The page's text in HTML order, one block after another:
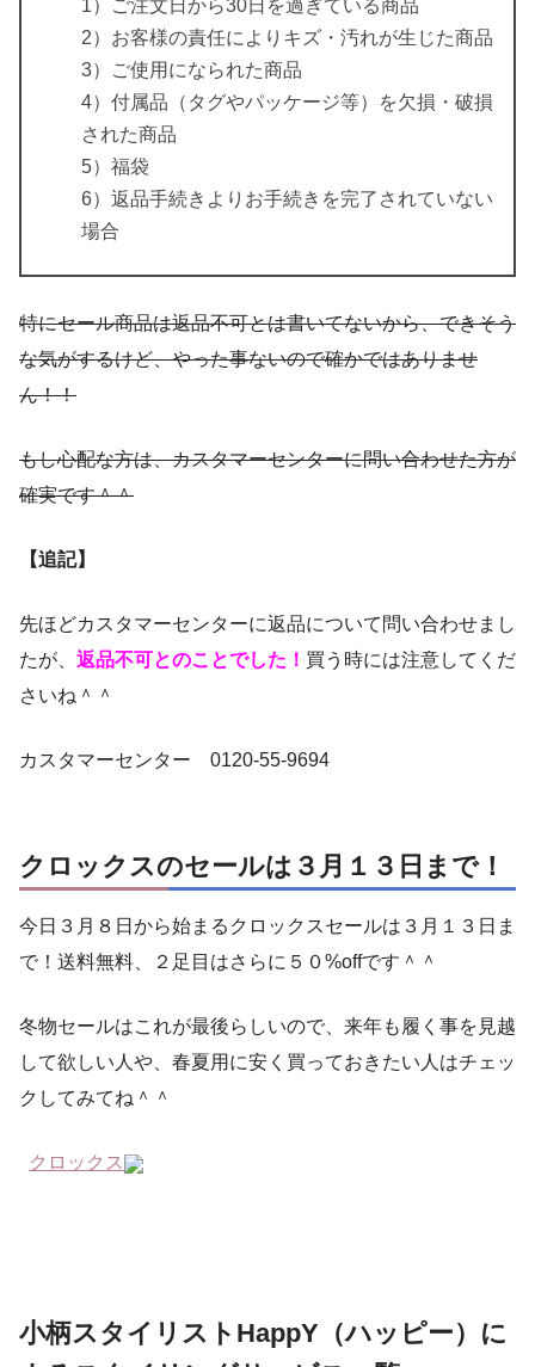
1）ご注文日から30日を過ぎている商品
2）お客様の責任によりキズ・汚れが生じた商品
3）ご使用になられた商品
4）付属品（タグやパッケージ等）を欠損・破損
された商品
5）福袋
6）返品手続きよりお手続きを完了されていない
場合
特にセール商品は返品不可とは書いてないから、できそう
な気がするけど、やった事ないので確かではありませ
ん！！
もし心配な方は、カスタマーセンターに問い合わせた方が
確実です＾＾
【追記】
先ほどカスタマーセンターに返品について問い合わせまし
たが、 返品不可とのことでした！ 買う時には注意してくだ
さいね＾＾
カスタマーセンター 0120-55-9694
クロックスのセールは３月１３日まで！
今日３月８日から始まるクロックスセールは３月１３日ま
で！送料無料、２足目はさらに５０%offです＾＾
冬物セールはこれが最後らしいので、来年も履く事を見越
して欲しい人や、春夏用に安く買っておきたい人はチェッ
クしてみてね＾＾
クロックス
小柄スタイリストHappY（ハッピー）に